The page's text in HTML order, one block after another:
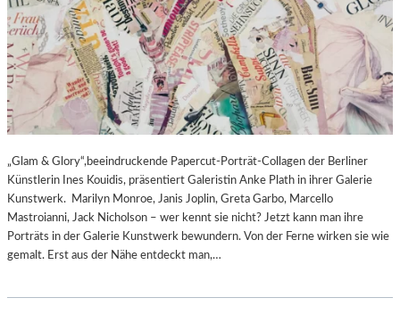
„Glam & Glory“,beeindruckende Papercut-Porträt-Collagen der Berliner
Künstlerin Ines Kouidis, präsentiert Galeristin Anke Plath in ihrer Galerie
Kunstwerk. Marilyn Monroe, Janis Joplin, Greta Garbo, Marcello
Mastroianni, Jack Nicholson – wer kennt sie nicht? Jetzt kann man ihre
Porträts in der Galerie Kunstwerk bewundern. Von der Ferne wirken sie wie
gemalt. Erst aus der Nähe entdeckt man,…